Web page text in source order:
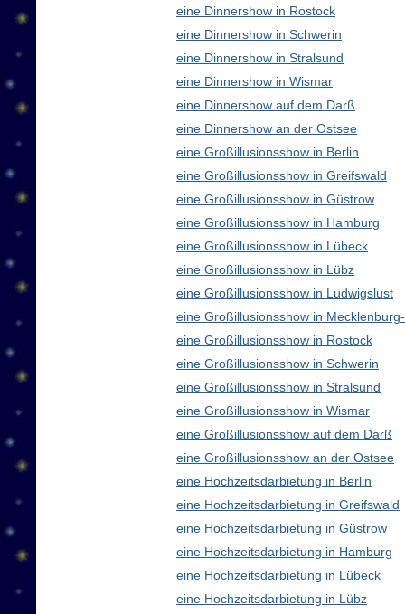
eine Dinnershow in Rostock
eine Dinnershow in Schwerin
eine Dinnershow in Stralsund
eine Dinnershow in Wismar
eine Dinnershow auf dem Darß
eine Dinnershow an der Ostsee
eine Großillusionsshow in Berlin
eine Großillusionsshow in Greifswald
eine Großillusionsshow in Güstrow
eine Großillusionsshow in Hamburg
eine Großillusionsshow in Lübeck
eine Großillusionsshow in Lübz
eine Großillusionsshow in Ludwigslust
eine Großillusionsshow in
eine Großillusionsshow in Rostock
eine Großillusionsshow in Schwerin
eine Großillusionsshow in Stralsund
eine Großillusionsshow in Wismar
eine Großillusionsshow auf dem Darß
eine Großillusionsshow an der Ostsee
eine Hochzeitsdarbietung in Berlin
eine Hochzeitsdarbietung in Greifswald
eine Hochzeitsdarbietung in Güstrow
eine Hochzeitsdarbietung in Hamburg
eine Hochzeitsdarbietung in Lübeck
eine Hochzeitsdarbietung in Lübz